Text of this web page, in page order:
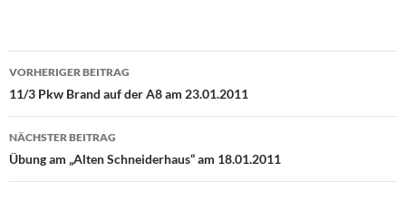
Beitragsnavigation
VORHERIGER BEITRAG
11/3 Pkw Brand auf der A8 am 23.01.2011
NÄCHSTER BEITRAG
Übung am „Alten Schneiderhaus“ am 18.01.2011